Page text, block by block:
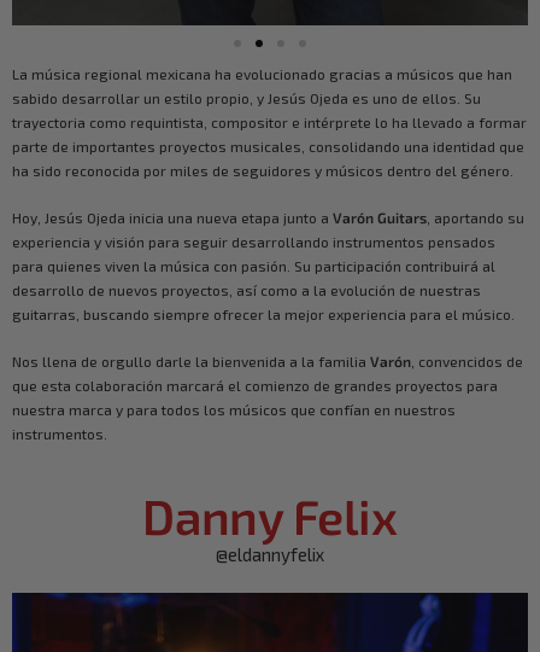
La música regional mexicana ha evolucionado gracias a músicos que han
sabido desarrollar un estilo propio, y Jesús Ojeda es uno de ellos. Su
trayectoria como requintista, compositor e intérprete lo ha llevado a formar
parte de importantes proyectos musicales, consolidando una identidad que
ha sido reconocida por miles de seguidores y músicos dentro del género.
Hoy, Jesús Ojeda inicia una nueva etapa junto a Varón Guitars , aportando su
experiencia y visión para seguir desarrollando instrumentos pensados
para quienes viven la música con pasión. Su participación contribuirá al
desarrollo de nuevos proyectos, así como a la evolución de nuestras
guitarras, buscando siempre ofrecer la mejor experiencia para el músico.
Nos llena de orgullo darle la bienvenida a la familia Varón , convencidos de
que esta colaboración marcará el comienzo de grandes proyectos para
nuestra marca y para todos los músicos que confían en nuestros
instrumentos.
Danny Felix
@eldannyfelix